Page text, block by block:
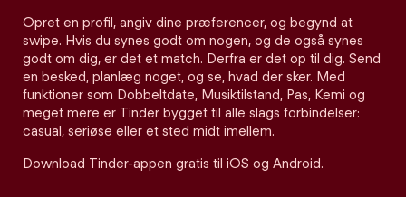
Opret en profil, angiv dine præferencer, og begynd at
swipe. Hvis du synes godt om nogen, og de også synes
godt om dig, er det et match. Derfra er det op til dig. Send
en besked, planlæg noget, og se, hvad der sker. Med
funktioner som Dobbeltdate, Musiktilstand, Pas, Kemi og
meget mere er Tinder bygget til alle slags forbindelser:
casual, seriøse eller et sted midt imellem.
Download Tinder-appen gratis til iOS og Android.